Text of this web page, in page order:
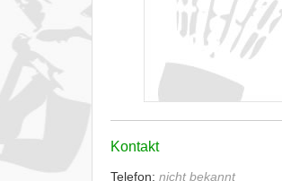
Kontakt
Telefon: nicht bekannt